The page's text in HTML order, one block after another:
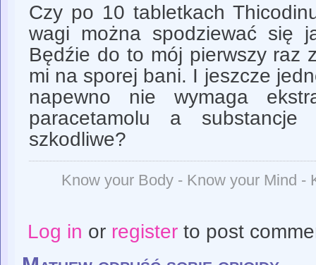
Czy po 10 tabletkach
wagi można spodziewać się
Będźie do to mój pierwszy raz
mi na sporej bani. I jeszcze
napewno nie wymaga
paracetamolu a
szkodliwe?
Know your Body - Know your Mind -
Log in or registerto post